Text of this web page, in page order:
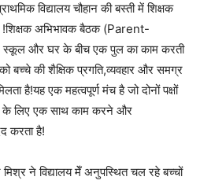
विद्यालय चौहान की बस्ती में शिक्षक
अभिभावक बैठक (Parent-
और घर के बीच एक पुल का काम करती
बच्चे की शैक्षिक प्रगति,व्यवहार और समग्र
है!यह एक महत्वपूर्ण मंच है जो दोनों पक्षों
के लिए एक साथ काम करने और
करता है!
मिश्र ने विद्यालय मेँ अनुपस्थित चल रहे बच्चों